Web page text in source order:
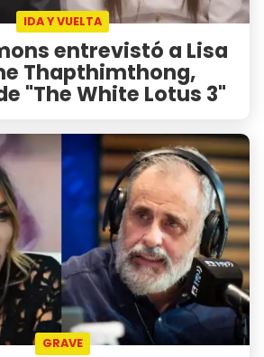
IDA Y VUELTA
entrevistó a Lisa
Thapthimthong,
"The White Lotus 3"
GRAVE